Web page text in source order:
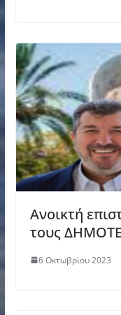
Ανοικτή
τους
6 Οκτωβρίου 2023